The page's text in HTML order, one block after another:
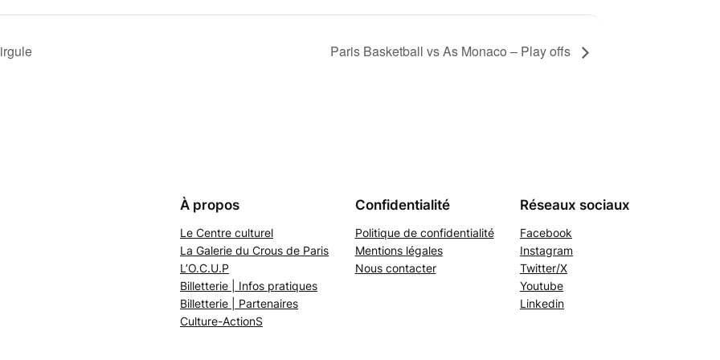
Paris Basketball vs As Monaco – Play offs
À propos
Le Centre culturel
La Galerie du Crous de Paris
L’O.C.U.P
Billetterie | Infos pratiques
Billetterie | Partenaires
Culture-ActionS
Confidentialité
Politique de confidentialité
Mentions légales
Nous contacter
Réseaux sociaux
Facebook
Instagram
Twitter/X
Youtube
Linkedin